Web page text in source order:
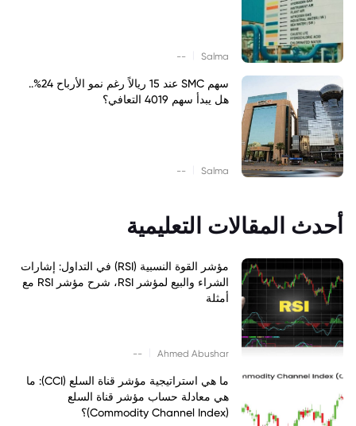
Salma
--
سهم SMC عند 15 ريالاً رغم نمو الأرباح 24%..
هل يبدأ سهم 4019 التعافي؟
Salma
--
أحدث المقالات التعليمية
مؤشر القوة النسبية (RSI) في التداول: إشارات
الشراء والبيع لمؤشر RSI، شرح مؤشر RSI مع
أمثلة
Ahmed Abushar
--
ما هي استراتيجية مؤشر قناة السلع (CCI): ما
هي معادلة حساب مؤشر قناة السلع
(Commodity Channel Index)؟